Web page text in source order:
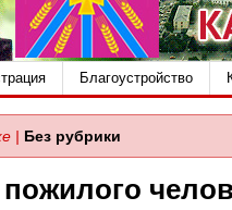
Благоустройство
| Без рубрики